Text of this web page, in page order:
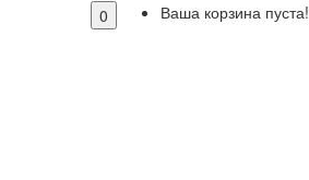
0 Ваша корзина пуста!